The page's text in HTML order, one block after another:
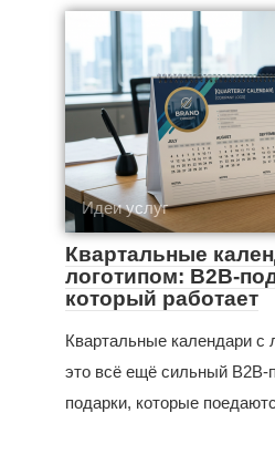
Идеи услуг
Квартальные
логотипом: B2B-
который работает
Квартальные календари с
это всё ещё сильный B2B-
подарки, которые